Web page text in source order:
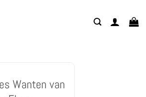
Wanten van